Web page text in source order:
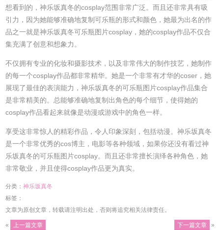
想看到的，神乐坂真冬的cosplay范围非常广泛。而且还非常具有吸
引力，因为她能够准确地复制可乐瓶的形式和颜色，她最为出名的作
品之一就是神乐坂真冬可乐瓶图片cosplay，她的cosplay作品不仅合
集充满了创意和想象力。
不仅拥有专业的化妆和摄影技术，以及非常伟大的制作技艺，她制作
的每一个cosplay作品都非常精华。她是一个非常有才华的coser，她
展现了最佳的表演能力，神乐坂真冬的可乐瓶图片cosplay作品集合
是非常精美的。总能够准确地复制出角色的每个细节，使得她的
cosplay作品看起来就像是动漫或游戏中的角色一样。
享受这非常惊人的精彩作品，令人印象深刻，包括动漫。神乐坂真冬
是一个非常优秀的cos博主，电影等各种领域，如果你还没有看过神
乐坂真冬的可乐瓶图片cosplay。而且还非常擅长演绎各种角色，她
非常敬业，并且使得cosplay作品更为真实。
分类：神乐坂真冬
标签：
文章为原创文章，转载请注明出处，否则将追究相关法律责任。
« 上一篇文章 下一篇文章 »